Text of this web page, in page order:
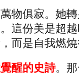
物俱寂。她
這份美是超
而是自我燃燒
醒的史詩。